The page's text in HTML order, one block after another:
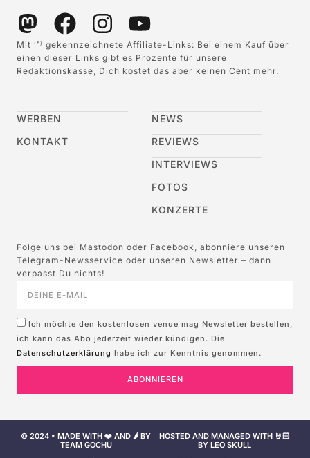
Mit (*)
gekennzeichnete Affiliate-Links: Bei einem Kauf über
einen dieser Links gibt es Prozente für unsere
Redaktionskasse, Dich kostet das aber keinen Cent mehr.
WERBEN
KONTAKT
NEWS
REVIEWS
INTERVIEWS
FOTOS
KONZERTE
Folge uns bei Mastodon oder Facebook, abonniere unseren
Telegram-Newsservice oder unseren Newsletter – dann
verpasst Du nichts!
Ich möchte den kostenlosen venue mag Newsletter bestellen,
ich kann das Abo jederzeit wieder kündigen. Die
Datenschutzerklärung habe ich zur Kenntnis genommen.
ABONNIEREN
© 2024 • MADE WITH ❤️ AND 🌶️ BY
TEAM GOCHU
HOSTED AND MANAGED WITH 🤘🏻
BY LEO SKULL